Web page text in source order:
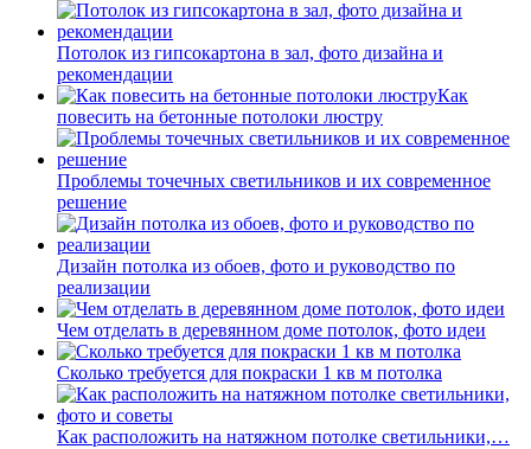
Потолок из гипсокартона в зал, фото дизайна и
рекомендации
Как
повесить на бетонные потолоки люстру
Проблемы точечных светильников и их современное
решение
Дизайн потолка из обоев, фото и руководство по
реализации
Чем отделать в деревянном доме потолок, фото идеи
Сколько требуется для покраски 1 кв м потолка
Как расположить на натяжном потолке светильники,…